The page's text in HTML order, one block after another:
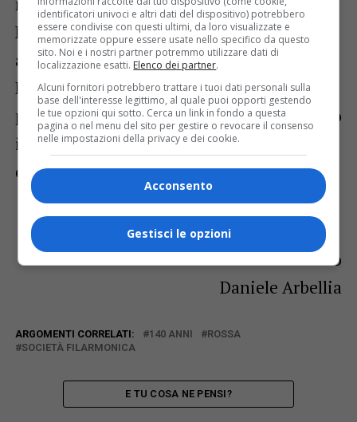
Rivolgo un sincero plauso a tutti i musici,
al presidente e al direttivo della Società
Filarmonica, a tutti un ringraziamento dal
profondo del cuore. Tutti insieme ci stiamo
impegnando perché questa Banda possa
continuare a essere una splendida realtà.
Il Maestro
Daniele Arbellia
ARGOMENTI CORRELATI: 140 ANNI
ROSSA
SOCIETÀ FILARMONICA
E TU COSA NE PENSI?
identificatori univoci e altri dati del dispositivo) potrebbero
essere condivise con questi ultimi, da loro visualizzate e
memorizzate oppure essere usate nello specifico da questo
sito. Noi e i nostri partner potremmo utilizzare dati di
localizzazione esatti. Elenco dei partner.
Alcuni fornitori potrebbero trattare i tuoi dati personali sulla
base dell'interesse legittimo, al quale puoi opporti gestendo
le tue opzioni qui sotto. Cerca un link in fondo a questa
pagina o nel menu del sito per gestire o revocare il consenso
nelle impostazioni della privacy e dei cookie.
Acconsento
Gestisci le opzioni